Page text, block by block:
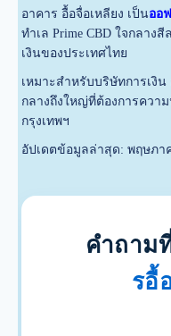
อาคาร อื้อจื่อเหลียง เป็นออ
ทำเล Prime CBD ใจกลาง
เงินของประเทศไทย
เหมาะสำหรับบริษัทการเงิ
กลางถึงใหญ่ที่ต้องการควา
กรุงเทพฯ
อัปเดตข้อมูลล่าสุด: พฤษภา
คำถาม
รอื้